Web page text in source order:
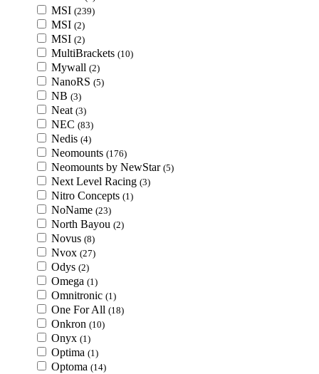
MSI (239)
MSI (2)
MSI (2)
MultiBrackets (10)
Mywall (2)
NanoRS (5)
NB (3)
Neat (3)
NEC (83)
Nedis (4)
Neomounts (176)
Neomounts by NewStar (5)
Next Level Racing (3)
Nitro Concepts (1)
NoName (23)
North Bayou (2)
Novus (8)
Nvox (27)
Odys (2)
Omega (1)
Omnitronic (1)
One For All (18)
Onkron (10)
Onyx (1)
Optima (1)
Optoma (14)